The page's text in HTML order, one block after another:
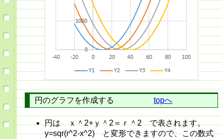
円のグラフを作成する topへ
円は ｘ＾2+ｙ＾2＝ｒ＾2 で表されます。
y=sqr(r^2-x^2) と変形できますので、この数式